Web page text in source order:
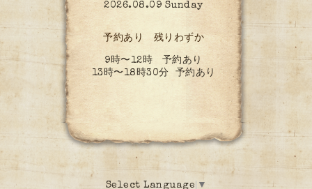
2026.08.09 Sunday
予約あり 残りわずか
9時〜12時 予約あり
13時〜18時30分 予約あり
Select Language ▼